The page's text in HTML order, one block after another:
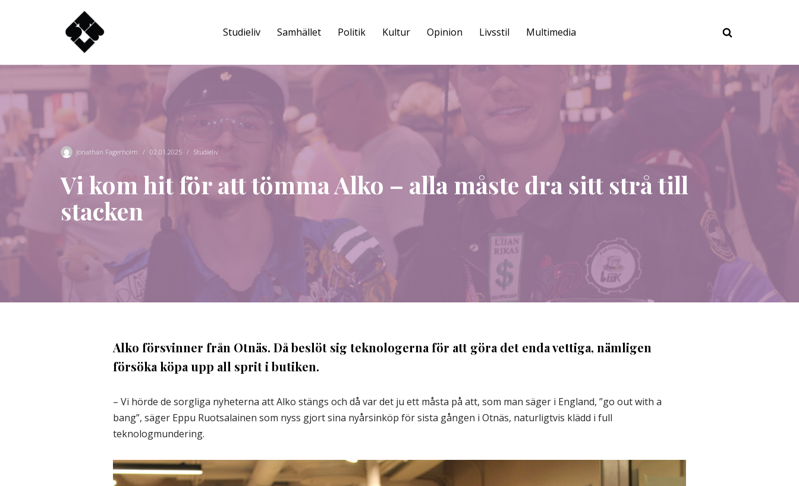
innehåll
Studieliv Samhället Politik Kultur Opinion Livsstil Multimedia
Jonathan Fagerholm 02.01.2025 Studieliv
Vi kom hit för att tömma Alko – alla måste dra sitt strå till
stacken
Alko försvinner från Otnäs. Då beslöt sig teknologerna för att göra det enda vettiga, nämligen
försöka köpa upp all sprit i butiken.
– Vi hörde de sorgliga nyheterna att Alko stängs och då var det ju ett måsta på att, som man säger i England, ”go out with a
bang”, säger Eppu Ruotsalainen som nyss gjort sina nyårsinköp för sista gången i Otnäs, naturligtvis klädd i full
teknologmundering.